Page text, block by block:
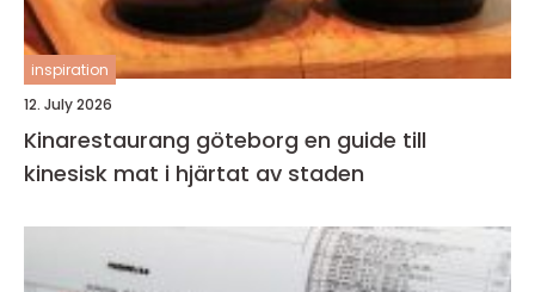
inspiration
12. July 2026
Kinarestaurang göteborg en guide till
kinesisk mat i hjärtat av staden